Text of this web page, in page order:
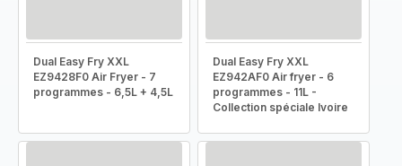
Dual Easy Fry XXL
EZ9428F0 Air Fryer - 7
programmes - 6,5L + 4,5L
Dual Easy Fry XXL
EZ942AF0 Air fryer - 6
programmes - 11L -
Collection spéciale Ivoire